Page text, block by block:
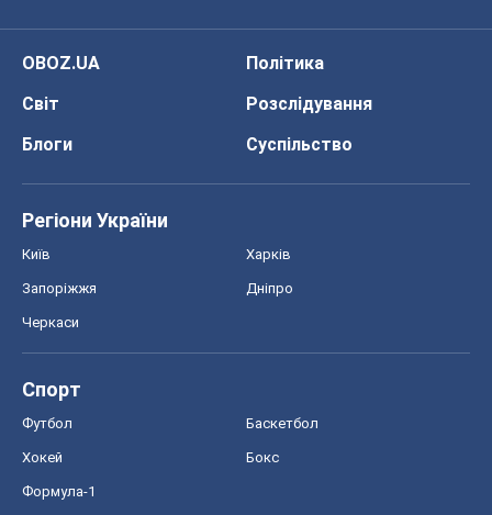
OBOZ.UA
Політика
Світ
Розслідування
Блоги
Суспільство
Регіони України
Київ Харків
Запоріжжя Дніпро
Черкаси
Спорт
Футбол Баскетбол
Хокей Бокс
Формула-1